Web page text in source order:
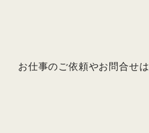
お仕事のご依頼やお問合せは